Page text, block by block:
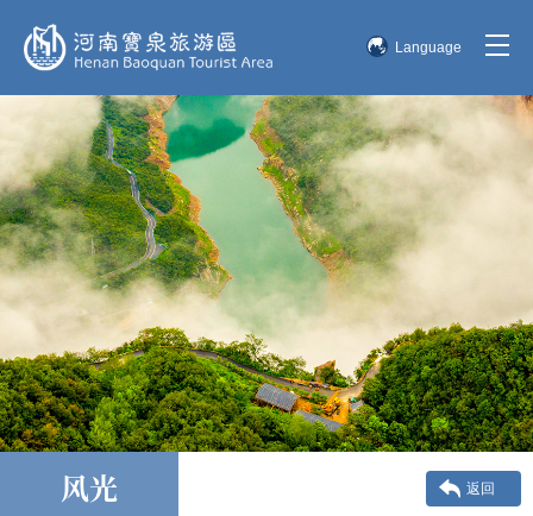
Language
English
한국어
日本語
风光 返回